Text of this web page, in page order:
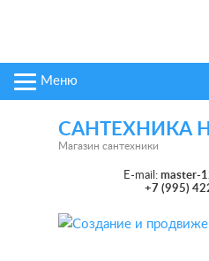
Меню
САНТЕХНИКА
Магазин сантехники
E-mail: master-
+7 (995)